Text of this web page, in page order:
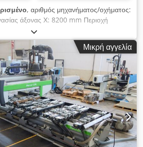
, αριθμός μηχανήματος/οχήματος:
άξονας Χ: 8200 mm Περιοχή
mm Εργαζόμενη επιφάνεια: με
κενού Ισχύς κύριας ατράκτου: 13 kW
Αριθμός ελεγχόμενων αξόνων: 5
εργαλείων: 22
Μικρή αγγελία